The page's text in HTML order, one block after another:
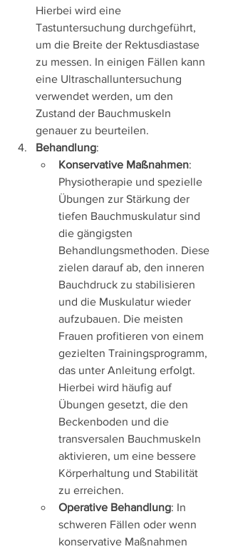
Hierbei wird eine
Tastuntersuchung durchgeführt,
um die Breite der Rektusdiastase
zu messen. In einigen Fällen kann
eine Ultraschalluntersuchung
verwendet werden, um den
Zustand der Bauchmuskeln
genauer zu beurteilen.
Behandlung:
Konservative Maßnahmen:
Physiotherapie und spezielle
Übungen zur Stärkung der
tiefen Bauchmuskulatur sind
die gängigsten
Behandlungsmethoden. Diese
zielen darauf ab, den inneren
Bauchdruck zu stabilisieren
und die Muskulatur wieder
aufzubauen. Die meisten
Frauen profitieren von einem
gezielten Trainingsprogramm,
das unter Anleitung erfolgt.
Hierbei wird häufig auf
Übungen gesetzt, die den
Beckenboden und die
transversalen Bauchmuskeln
aktivieren, um eine bessere
Körperhaltung und Stabilität
zu erreichen.
Operative Behandlung: In
schweren Fällen oder wenn
konservative Maßnahmen